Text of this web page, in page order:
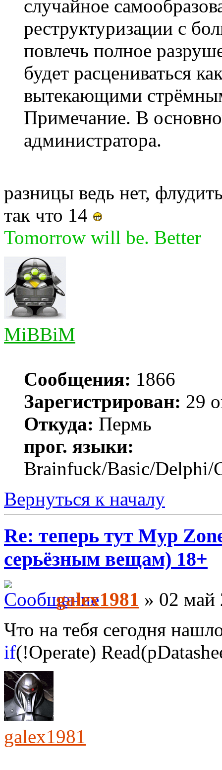
случайное
реструктуризации с
повлечь полное
будет расцениваться
вытекающими
Примечание. В
администратора.
разницы ведь нет,
так что 14
Tomorrow will be. Better
MiBBiM
Сообщения: 1866
Зарегистрирован: 29
Откуда: Пермь
прог. языки:
Brainfuck/Basic/Delphi/
Вернуться к началу
Re: теперь тут Myp
серьёзным вещам) 18+
galex1981 » 02 май
Что на тебя сегодня
if(!Operate)
galex1981